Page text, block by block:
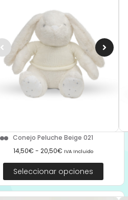
Conejo Peluche Beige 021
14,50€ - 20,50€ IVA Incluido
Seleccionar opciones